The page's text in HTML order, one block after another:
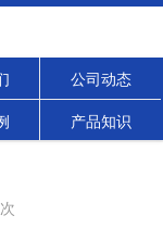
公司动态
产品知识
次